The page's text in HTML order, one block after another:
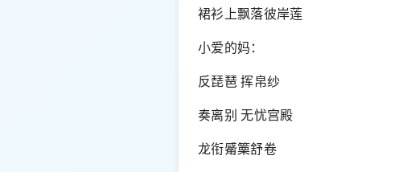
裙衫上飘落彼岸莲
小爱的妈：
反琵琶 挥帛纱
奏离别 无忧宫殿
龙衔觱篥舒卷